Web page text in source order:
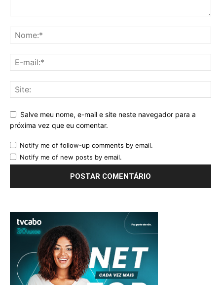
Salve meu nome, e-mail e site neste navegador para a
próxima vez que eu comentar.
Notify me of follow-up comments by email.
Notify me of new posts by email.